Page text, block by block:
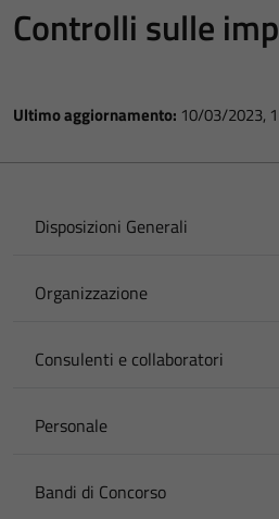
Controlli sulle
Ultimo aggiornamento: 10/03/2023,
Disposizioni Generali
Organizzazione
Consulenti e collaboratori
Personale
Bandi di Concorso